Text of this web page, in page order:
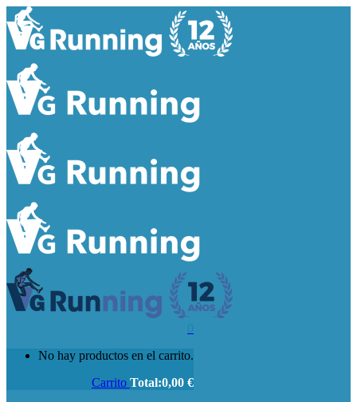
No hay productos en el carrito.
Carrito Total:0,00 €